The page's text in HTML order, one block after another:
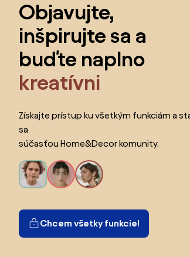
Objavujte,
inšpirujte sa a
buďte naplno
kreatívni
Získajte prístup ku všetkým funkciám a
sa
súčasťou Home&Decor komunity.
Chcem všetky funkcie!